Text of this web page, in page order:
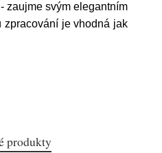
zaujme svým elegantním
zpracování je vhodná jak
produkty